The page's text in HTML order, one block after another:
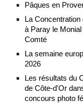
Pâques en
La
à Paray le
Comté
La semaine
2026
Les résultats du
de Côte-d'Or
concours photo